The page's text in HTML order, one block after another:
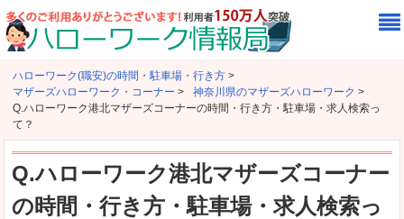
ハローワーク(職安)の時間・駐車場・行き方 >
マザーズハローワーク・コーナー > 神奈川県のマザーズハローワーク >
Q.ハローワーク港北マザーズコーナーの時間・行き方・駐車場・求人検索っ
て？
Q.ハローワーク港北マザーズコーナー
の時間・行き方・駐車場・求人検索っ